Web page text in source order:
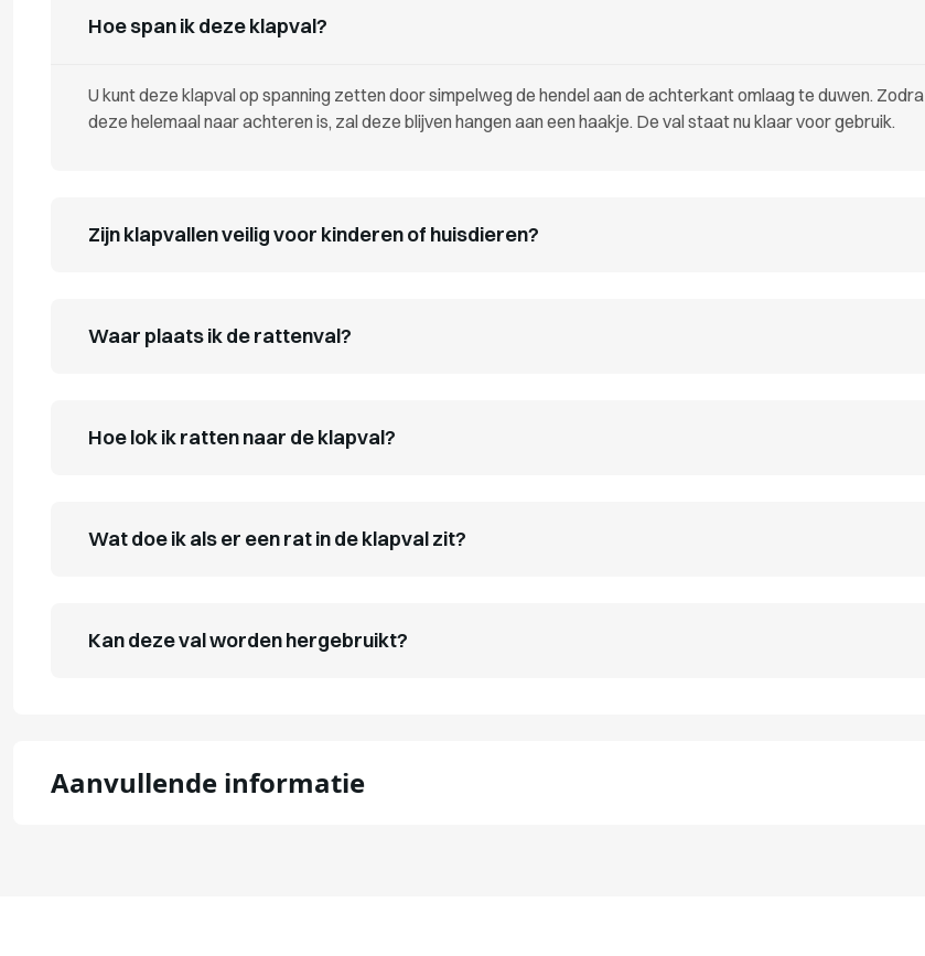
Hoe span ik deze klapval?
U kunt deze klapval op spanning zetten door simpelweg de hendel aan de achterkant omlaag te duwen. Zodra
deze helemaal naar achteren is, zal deze blijven hangen aan een haakje. De val staat nu klaar voor gebruik.
Zijn klapvallen veilig voor kinderen of huisdieren?
Waar plaats ik de rattenval?
Hoe lok ik ratten naar de klapval?
Wat doe ik als er een rat in de klapval zit?
Kan deze val worden hergebruikt?
Aanvullende informatie